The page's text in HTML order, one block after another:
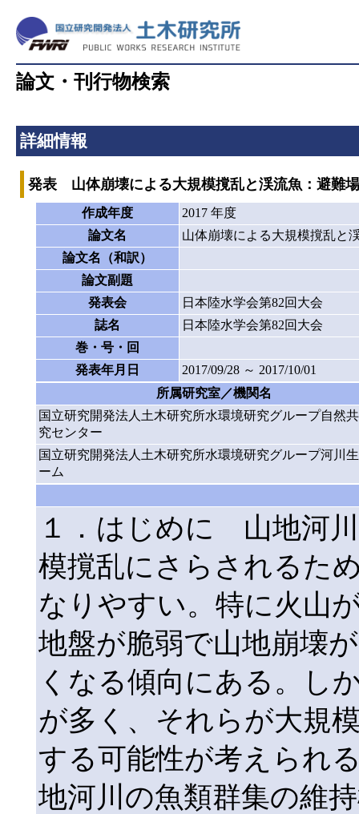
論文・刊行物検索
詳細情報
発表 山体崩壊による大規模撹乱と渓流魚：避難
作成年度
2017 年度
論文名
山体崩壊による大規模撹乱と
論文名（和訳）
論文副題
発表会
日本陸水学会第82回大会
誌名
日本陸水学会第82回大会
巻・号・回
発表年月日
2017/09/28 ～ 2017/10/01
所属研究室／機関名
国立研究開発法人土木研究所水環境研究グループ自然
究センター
国立研究開発法人土木研究所水環境研究グループ河川
ーム
１．はじめに 山地河
模撹乱にさらされるた
なりやすい。特に火山
地盤が脆弱で山地崩壊
くなる傾向にある。し
が多く、それらが大規
する可能性が考えられ
地河川の魚類群集の維